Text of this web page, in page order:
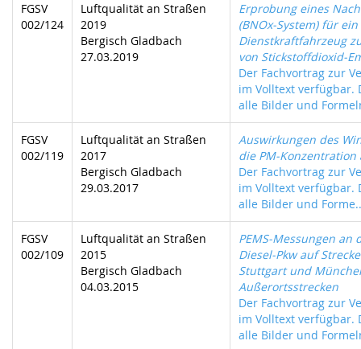
FGSV
002/124
Luftqualität an Straßen
2019
Bergisch Gladbach
27.03.2019
Erprobung eines
(BNOx-System) für
Dienstkraftfahrzeug
von Stickstoffdioxid-
Der Fachvortrag zur
im Volltext verfügbar.
alle Bilder und
FGSV
002/119
Luftqualität an Straßen
2017
Bergisch Gladbach
29.03.2017
Auswirkungen des
die PM-Konzentration
Der Fachvortrag zur
im Volltext verfügbar.
alle Bilder und
FGSV
002/109
Luftqualität an Straßen
2015
Bergisch Gladbach
04.03.2015
PEMS-Messungen an
Diesel-Pkw auf
Stuttgart und
Außerortsstrecken
Der Fachvortrag zur
im Volltext verfügbar.
alle Bilder und